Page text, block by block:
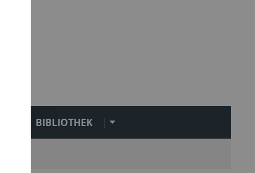
BIBLIOTHEK